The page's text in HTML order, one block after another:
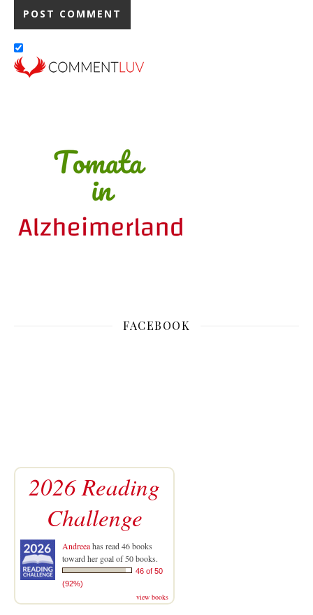
FACEBOOK
2026 Reading
Challenge
Andreeahas read 46 books
toward her goal of 50 books.
46 of 50
(92%)
view books